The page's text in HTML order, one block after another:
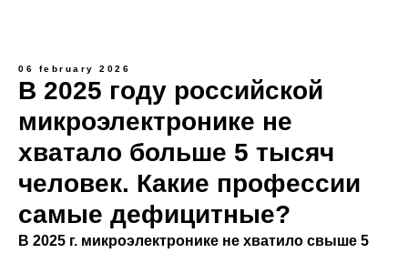
06 february 2026
В 2025 году российской
микроэлектронике не
хватало больше 5 тысяч
человек. Какие профессии
самые дефицитные?
В 2025 г. микроэлектронике не хватило свыше 5